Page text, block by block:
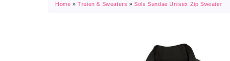
Home »Truien & Sweaters »Sols Sundae Unisex Zip Sweater